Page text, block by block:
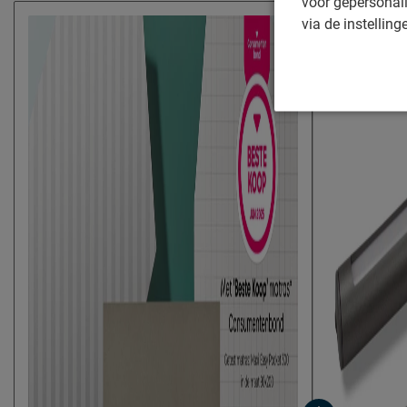
• 18 cm dik MAXI Easy Pocket matras met 280 pocketveren
• Keerbare matraskern: kies zelf voor steviger of zachter liggen
via de